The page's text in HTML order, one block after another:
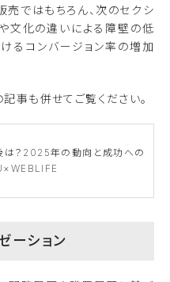
売ではもちろん、次のセクシ
文化の違いによる障壁の低
けるコンバージョン率の増加
事も併せてご覧ください。
は？2025年の動向と成功への
ーション